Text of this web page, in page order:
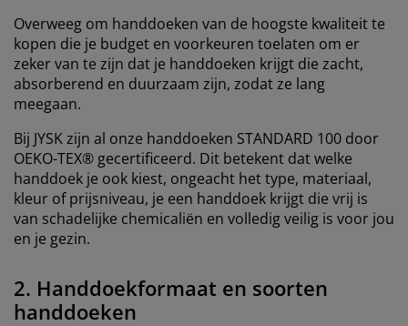
Overweeg om handdoeken van de hoogste kwaliteit te
kopen die je budget en voorkeuren toelaten om er
zeker van te zijn dat je handdoeken krijgt die zacht,
absorberend en duurzaam zijn, zodat ze lang
meegaan.
Bij JYSK zijn al onze handdoeken STANDARD 100 door
OEKO-TEX® gecertificeerd. Dit betekent dat welke
handdoek je ook kiest, ongeacht het type, materiaal,
kleur of prijsniveau, je een handdoek krijgt die vrij is
van schadelijke chemicaliën en volledig veilig is voor jou
en je gezin.
2. Handdoekformaat en soorten
handdoeken